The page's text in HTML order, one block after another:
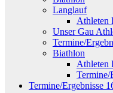
Langlauf
Athleten
Unser Gau
Termine/
Biathlon
Athleten
Termine/
Termine/Ergebnisse